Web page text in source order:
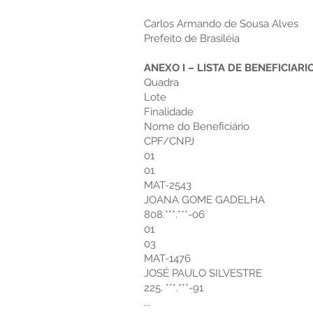
Carlos Armando de Sousa Alves
Prefeito de Brasiléia
ANEXO I – LISTA DE
Quadra
Lote
Finalidade
Nome do Beneficiário
CPF/CNPJ
01
01
MAT-2543
JOANA GOME GADELHA
808.***.***-06
01
03
MAT-1476
JOSÉ PAULO SILVESTRE
225. ***.***-91
...